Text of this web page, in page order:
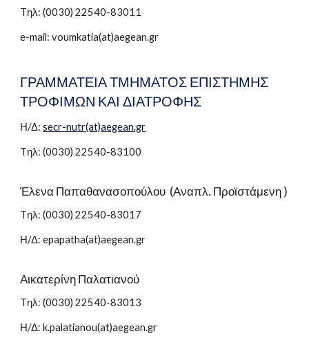
Tηλ: (0030) 22540-83011
e-mail: voumkatia(at)aegean.gr
ΓΡΑΜΜΑΤΕΙΑ ΤΜΗΜΑΤΟΣ ΕΠΙΣΤΗΜΗΣ
ΤΡΟΦΙΜΩΝ ΚΑΙ ΔΙΑΤΡΟΦΗΣ
Η/Δ:secr-nutr(at)aegean.gr
Tηλ: (0030)22540-83100
Έλενα Παπαθανασοπούλου (Αναπλ. Προϊστάμενη )
Tηλ: (0030) 22540-83017
Η/Δ: epapatha(at)aegean.gr
Αικατερίνη Παλατιανού
Tηλ: (0030) 22540-83013
Η/Δ: k.palatianou(at)aegean.gr